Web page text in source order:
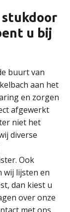
stukdoor
u bij
buurt van
aan het
en zorgen
afgewerkt
niet het
diverse
Ook
wij lijsten en
dan kiest u
over onze